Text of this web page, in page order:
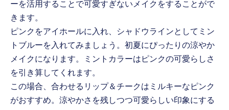
ーを活用することで可愛すぎないメイクをすることがで
きます。
ピンクをアイホールに入れ、シャドウラインとしてミン
トブルーを入れてみましょう。初夏にぴったりの涼やか
メイクになります。ミントカラーはピンクの可愛らしさ
を引き算してくれます。
この場合、合わせるリップ＆チークはミルキーなピンク
がおすすめ。涼やかさを残しつつ可愛らしい印象にする